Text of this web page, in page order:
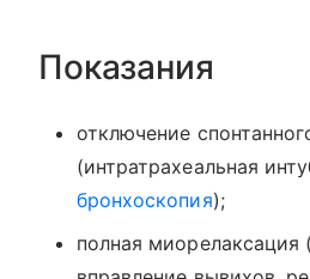
Показания
отключение
(интратрахеальная
бронхоскопия);
полная миорелаксация (